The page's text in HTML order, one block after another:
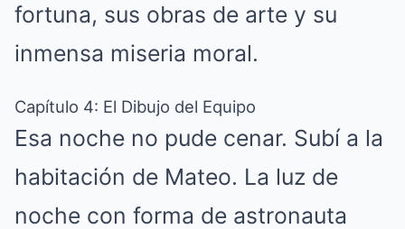
fortuna, sus obras de arte y su
inmensa miseria moral.
Capítulo 4: El Dibujo del Equipo
Esa noche no pude cenar. Subí a la
habitación de Mateo. La luz de
noche con forma de astronauta